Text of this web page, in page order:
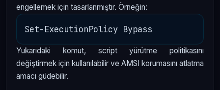
engellemek için tasarlanmıştır. Örneğin:
Yukarıdaki komut, script yürütme politikasını
değiştirmek için kullanılabilir ve AMSI korumasını atlatma
amacı güdebilir.